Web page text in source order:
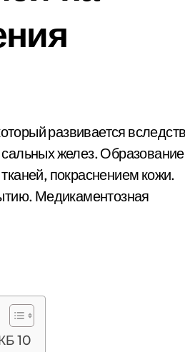
желез. Образование
покраснением кожи.
Медикаментозная
10